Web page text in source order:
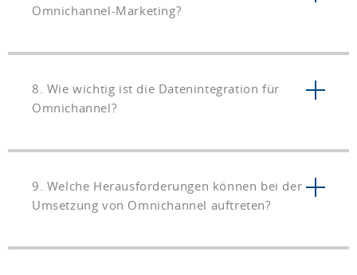
Omnichannel-Marketing?
8. Wie wichtig ist die Datenintegration für
Omnichannel?
9. Welche Herausforderungen können bei der
Umsetzung von Omnichannel auftreten?